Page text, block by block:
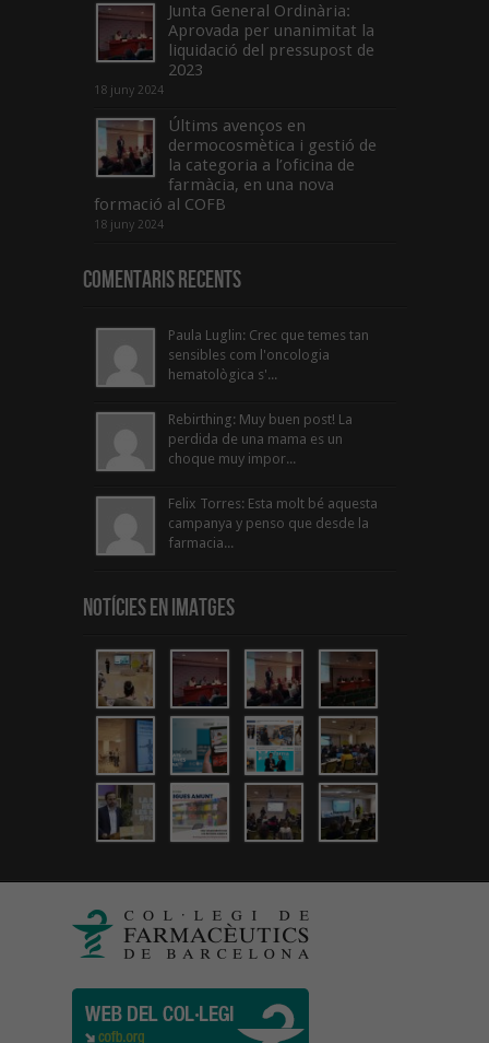
Junta General Ordinària:
Aprovada per unanimitat la
liquidació del pressupost de
2023
18 juny 2024
Últims avenços en
dermocosmètica i gestió de
la categoria a l’oficina de
farmàcia, en una nova
formació al COFB
18 juny 2024
Comentaris Recents
Paula Luglin: Crec que temes tan
sensibles com l'oncologia
hematològica s'...
Rebirthing: Muy buen post! La
perdida de una mama es un
choque muy impor...
Felix Torres: Esta molt bé aquesta
campanya y penso que desde la
farmacia...
Notícies en Imatges